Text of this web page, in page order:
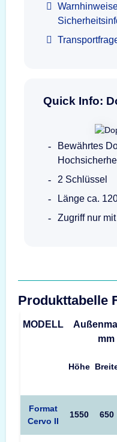
Quick Info:
Bewährtes
2 Schlüssel
Länge ca.
Zugriff nur
Produkttabelle
MODELL
mm
Höhe
Format
Cervo II
1550 650